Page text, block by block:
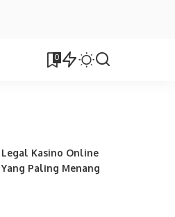
0
Legal Kasino Online
Yang Paling Menang